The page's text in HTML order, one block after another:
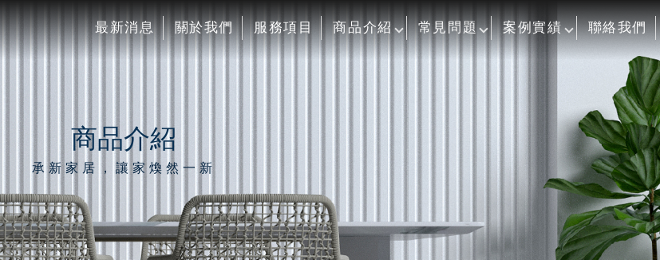
最新消息 關於我們 服務項目 商品介紹 常見問題 案例實績 聯絡我們
商品介紹